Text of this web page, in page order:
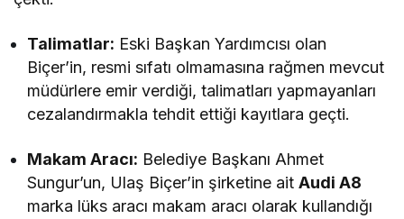
Talimatlar: Eski Başkan Yardımcısı olan
Biçer’in, resmi sıfatı olmamasına rağmen mevcut
müdürlere emir verdiği, talimatları yapmayanları
cezalandırmakla tehdit ettiği kayıtlara geçti.
Makam Aracı: Belediye Başkanı Ahmet
Sungur’un, Ulaş Biçer’in şirketine aitAudi A8
marka lüks aracı makam aracı olarak kullandığı